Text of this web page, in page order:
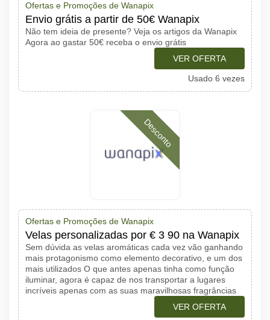
Ofertas e Promoções de Wanapix
Envio grátis a partir de 50€ Wanapix
Não tem ideia de presente? Veja os artigos da Wanapix
Agora ao gastar 50€ receba o envio grátis
VER OFERTA
Usado 6 vezes
Desconto
Ofertas e Promoções de Wanapix
Velas personalizadas por € 3 90 na Wanapix
Sem dúvida as velas aromáticas cada vez vão ganhando
mais protagonismo como elemento decorativo, e um dos
mais utilizados O que antes apenas tinha como função
iluminar, agora é capaz de nos transportar a lugares
incríveis apenas com as suas maravilhosas fragrâncias
VER OFERTA